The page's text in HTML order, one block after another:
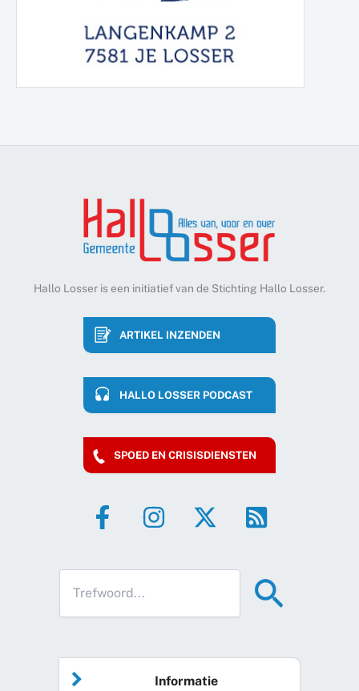
Hallo Losser is een initiatief van de Stichting Hallo Losser.
ARTIKEL INZENDEN
HALLO LOSSER PODCAST
SPOED EN CRISISDIENSTEN
Informatie